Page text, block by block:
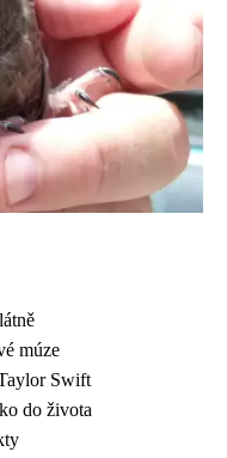
múze
Swift
do života